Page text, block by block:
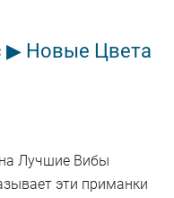
▶ Новые Цвета
Лучшие Вибы
эти приманки